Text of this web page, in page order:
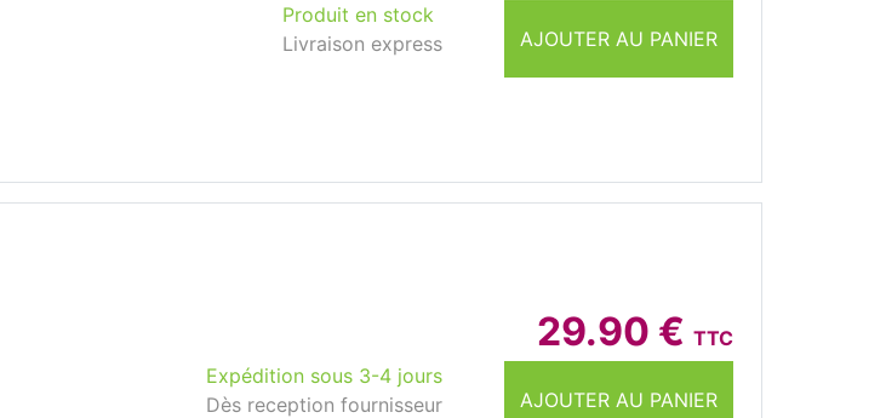
AJOUTER AU PANIER
Produit en stock
Livraison express
29.90 € TTC
AJOUTER AU PANIER
Expédition sous 3-4 jours
Dès reception fournisseur